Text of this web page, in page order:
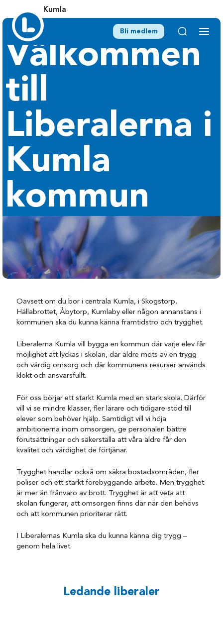
Kumla
Bli medlem
Välkommen
till
Liberalerna i
Kumla
kommun
Oavsett om du bor i centrala Kumla, i Skogstorp,
Hällabrottet, Åbytorp, Kumlaby eller någon annanstans i
kommunen ska du kunna känna framtidstro och trygghet.
Liberalerna Kumla vill bygga en kommun där varje elev får
möjlighet att lyckas i skolan, där äldre möts av en trygg
och värdig omsorg och där kommunens resurser används
klokt och ansvarsfullt.
För oss börjar ett starkt Kumla med en stark skola. Därför
vill vi se mindre klasser, fler lärare och tidigare stöd till
elever som behöver hjälp. Samtidigt vill vi höja
ambitionerna inom omsorgen, ge personalen bättre
förutsättningar och säkerställa att våra äldre får den
kvalitet och värdighet de förtjänar.
Trygghet handlar också om säkra bostadsområden, fler
poliser och ett starkt förebyggande arbete. Men trygghet
är mer än frånvaro av brott. Trygghet är att veta att
skolan fungerar, att omsorgen finns där när den behövs
och att kommunen prioriterar rätt.
I Liberalernas Kumla ska du kunna känna dig trygg –
genom hela livet.
Ledande liberaler